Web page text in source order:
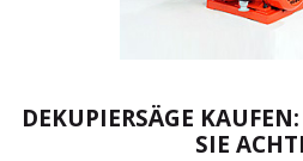
DEKUPIERSÄGE
SIE